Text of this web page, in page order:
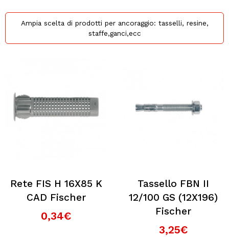
Ampia scelta di prodotti per ancoraggio: tasselli, resine,
staffe,ganci,ecc
Rete FIS H 16X85 K
CAD Fischer
0,34€
Tassello FBN II
12/100 GS (12X196)
Fischer
3,25€